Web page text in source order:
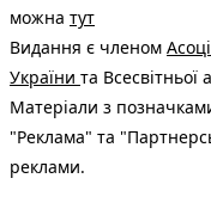
можна тут
Видання є членом
України та Всесвітньої
Матеріали з
"Реклама" та
реклами.